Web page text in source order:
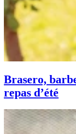
Brasero,
repas d’été